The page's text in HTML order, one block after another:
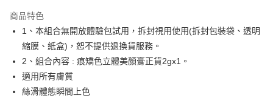
Apple Pay
悠遊付
Google Pay
AFTEE先享後付
商品特色
1、本組合無開放體驗包試用，拆封視用使用(拆封包裝袋、透明
縮膜、紙盒)，恕不提供退換貨服務。
2、組合內容 : 痕矯色立體美顏膏正貨2gx1。
適用所有膚質
絲滑體態瞬間上色